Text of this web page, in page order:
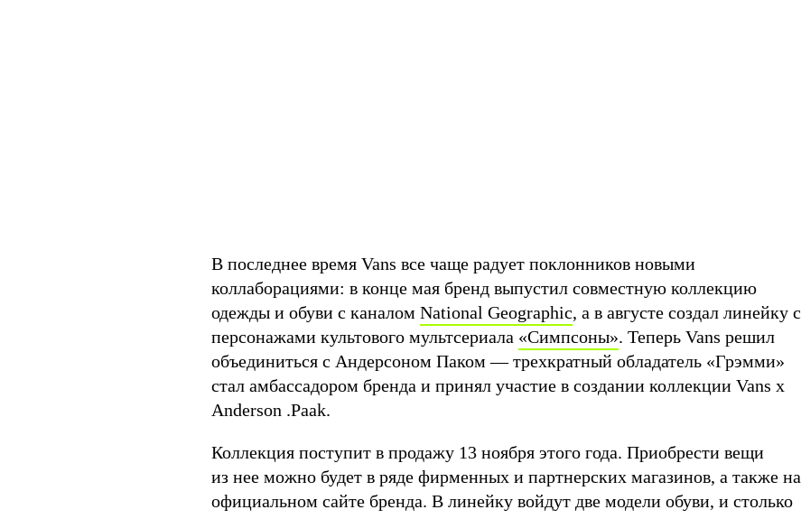
В последнее время Vans все чаще радует поклонников новыми
коллаборациями: в конце мая бренд выпустил совместную коллекцию
одежды и обуви с каналом National Geographic, а в августе создал линейку с
персонажами культового мультсериала «Симпсоны». Теперь Vans решил
объединиться с Андерсоном Паком — трехкратный обладатель «Грэмми»
стал амбассадором бренда и принял участие в создании коллекции Vans x
Anderson .Paak.
Коллекция поступит в продажу 13 ноября этого года. Приобрести вещи
из нее можно будет в ряде фирменных и партнерских магазинов, а также на
официальном сайте бренда. В линейку войдут две модели обуви, и столько